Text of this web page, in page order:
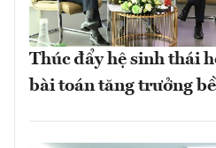
Thúc đẩy hệ sinh thái
bài toán tăng trưởng